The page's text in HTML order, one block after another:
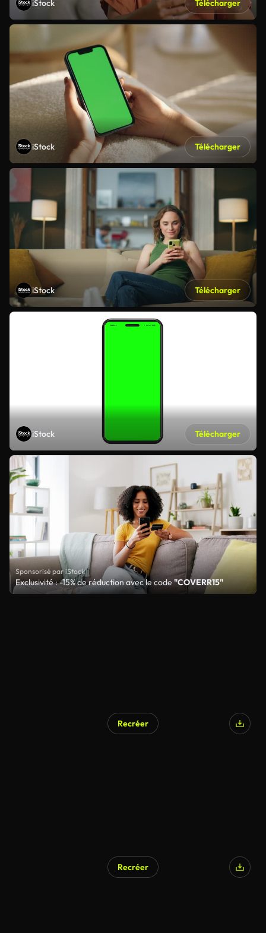
iStock Télécharger
iStock Télécharger
iStock Télécharger
iStock Télécharger
Sponsorisé par iStock
Exclusivité : -15% de réduction avec le code"COVERR15"
Recréer
Recréer